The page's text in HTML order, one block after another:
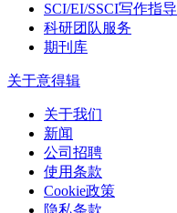
SCI/EI/SSCI写作指导
科研团队服务
期刊库
关于意得辑
关于我们
新闻
公司招聘
使用条款
Cookie政策